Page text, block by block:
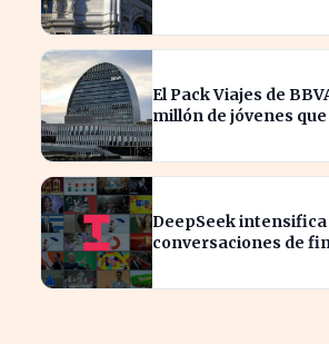
El Pack Viajes de
millón de jóvenes
DeepSeek intensifica
conversaciones de
modelos